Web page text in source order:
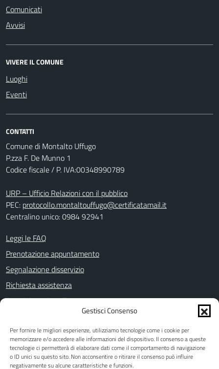
Gestisci Consenso
Per fornire le migliori esperienze, utilizziamo tecnologie come i cookie per
memorizzare e/o accedere alle informazioni del dispositivo. Il consenso a queste
tecnologie ci permetterà di elaborare dati come il comportamento di navigazione
o ID unici su questo sito. Non acconsentire o ritirare il consenso può influire
negativamente su alcune caratteristiche e funzioni.
Comunicati
Avvisi
VIVERE IL COMUNE
Luoghi
Eventi
CONTATTI
Comune di Montalto Uffugo
P.zza F. De Munno 1
Codice fiscale / P. IVA:00348990789
URP – Ufficio Relazioni con il pubblico
PEC: protocollo.montaltouffugo@certificatamail.it
Centralino unico: 0984 92941
Leggi le FAQ
Prenotazione appuntamento
Segnalazione disservizio
Richiesta assistenza
Amministrazione Trasparente
Note legali
Dichiarazione di accessibilità
Piano di miglioramento dei servizi